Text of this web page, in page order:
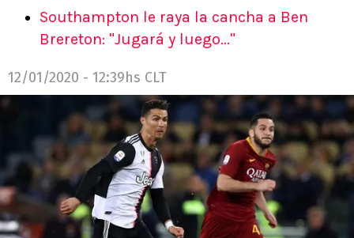
Southampton le raya la cancha a Ben
Brereton: "Jugará y luego..."
12/01/2020 - 12:39hs CLT